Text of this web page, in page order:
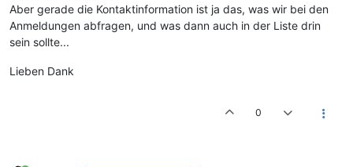
Aber gerade die Kontaktinformation ist ja das, was wir bei den
Anmeldungen abfragen, und was dann auch in der Liste drin
sein sollte...
Lieben Dank
0